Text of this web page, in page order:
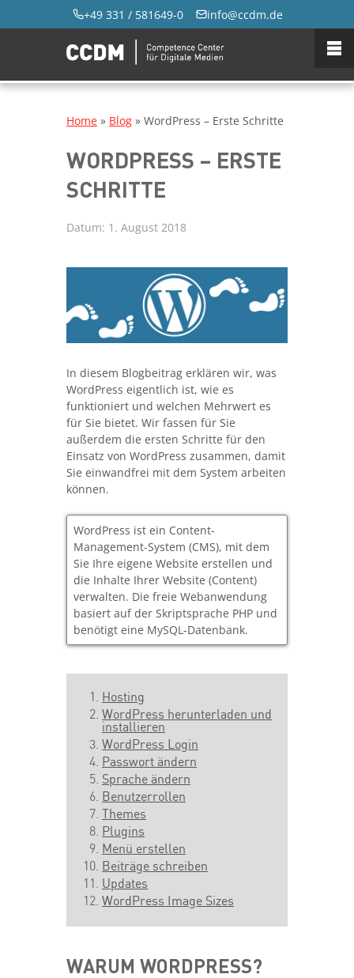
+49 331 / 581649-0 info@ccdm.de
Home » Blog » WordPress – Erste Schritte
WORDPRESS – ERSTE
SCHRITTE
Datum: 1. August 2018
In diesem Blogbeitrag erklären wir, was
WordPress eigentlich ist, wie es
funktioniert und welchen Mehrwert es
für Sie bietet. Wir fassen für Sie
außerdem die ersten Schritte für den
Einsatz von WordPress zusammen, damit
Sie einwandfrei mit dem System arbeiten
können.
WordPress ist ein Content-
Management-System (CMS), mit dem
Sie Ihre eigene Website erstellen und
die Inhalte Ihrer Website (Content)
verwalten. Die freie Webanwendung
basiert auf der Skriptsprache PHP und
benötigt eine MySQL-Datenbank.
Hosting
WordPress herunterladen und
installieren
WordPress Login
Passwort ändern
Sprache ändern
Benutzerrollen
Themes
Plugins
Menü erstellen
Beiträge schreiben
Updates
WordPress Image Sizes
WARUM WORDPRESS?